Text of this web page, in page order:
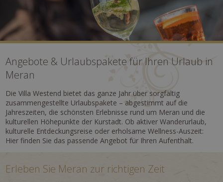
Angebote & Urlaubspakete für Ihren Urlaub in
Meran
Die Villa Westend bietet das ganze Jahr über sorgfältig
zusammengestellte Urlaubspakete – abgestimmt auf die
Jahreszeiten, die schönsten Erlebnisse rund um Meran und die
kulturellen Höhepunkte der Kurstadt. Ob aktiver Wanderurlaub,
kulturelle Entdeckungsreise oder erholsame Wellness-Auszeit:
Hier finden Sie das passende Angebot für Ihren Aufenthalt.
Erleben Sie Meran zur richtigen Zeit